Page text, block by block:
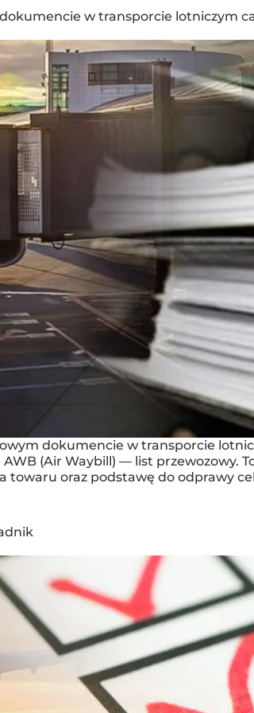
w transporcie lotniczym
dokumencie w transporcie
(Air Waybill) — list przewozowy.
oraz podstawę do odprawy